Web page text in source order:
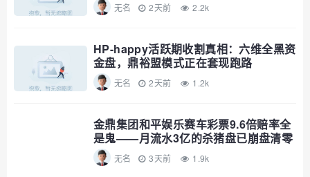
无名 2天前 2.2k
HP-happy活跃期收割真相：六维全黑资
金盘，鼎裕盟模式正在套现跑路
无名 2天前 1.2k
金鼎集团和平娱乐赛车彩票9.6倍赔率全
是鬼——月流水3亿的杀猪盘已崩盘清零
无名 3天前 1.9k